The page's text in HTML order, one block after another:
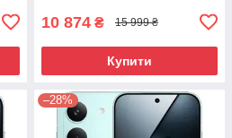
10 874 ₴ 15 999 ₴
Купити
–28%